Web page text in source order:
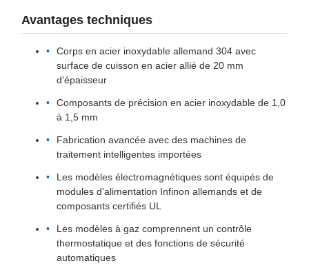
Avantages techniques
Corps en acier inoxydable allemand 304 avec
surface de cuisson en acier allié de 20 mm
d'épaisseur
Composants de précision en acier inoxydable de 1,0
à 1,5 mm
Fabrication avancée avec des machines de
traitement intelligentes importées
Les modèles électromagnétiques sont équipés de
modules d'alimentation Infinon allemands et de
composants certifiés UL
Les modèles à gaz comprennent un contrôle
thermostatique et des fonctions de sécurité
automatiques